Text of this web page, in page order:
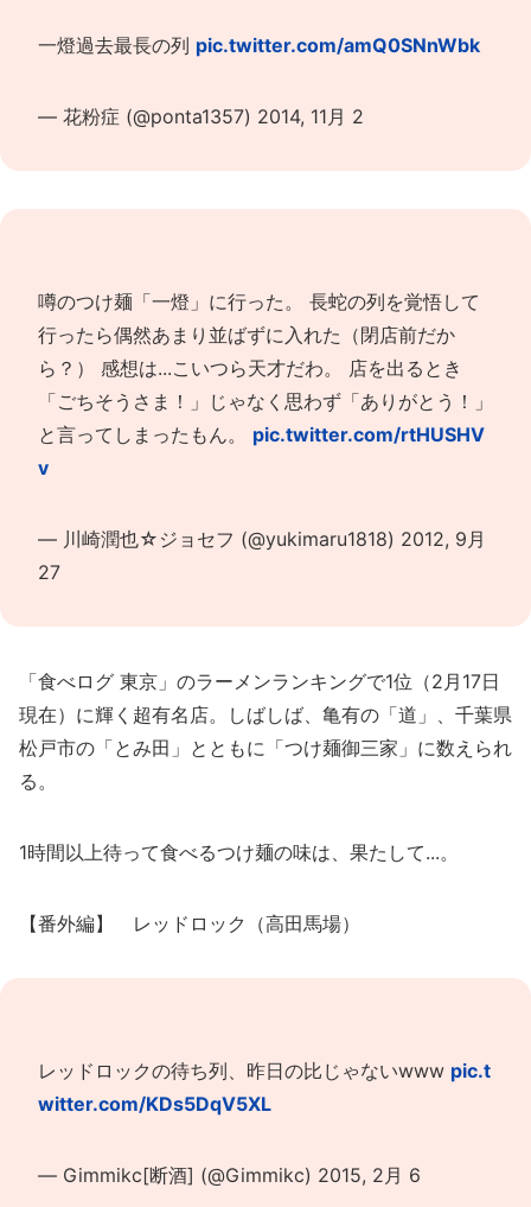
一燈過去最長の列 pic.twitter.com/amQ0SNnWbk
— 花粉症 (@ponta1357) 2014, 11月 2
噂のつけ麺「一燈」に行った。 長蛇の列を覚悟して
行ったら偶然あまり並ばずに入れた（閉店前だか
ら？） 感想は...こいつら天才だわ。 店を出るとき
「ごちそうさま！」じゃなく思わず「ありがとう！」
と言ってしまったもん。 pic.twitter.com/rtHUSHV
v
— 川崎潤也☆ジョセフ (@yukimaru1818) 2012, 9月
27
「食べログ 東京」のラーメンランキングで1位（2月17日
現在）に輝く超有名店。しばしば、亀有の「道」、千葉県
松戸市の「とみ田」とともに「つけ麺御三家」に数えられ
る。
1時間以上待って食べるつけ麺の味は、果たして...。
【番外編】 レッドロック（高田馬場）
レッドロックの待ち列、昨日の比じゃないwww pic.t
witter.com/KDs5DqV5XL
— Gimmikc[断酒] (@Gimmikc) 2015, 2月 6